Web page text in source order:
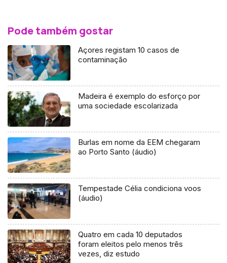
Pode também gostar
Açores registam 10 casos de
contaminação
Madeira é exemplo do esforço por
uma sociedade escolarizada
Burlas em nome da EEM chegaram
ao Porto Santo (áudio)
Tempestade Célia condiciona voos
(áudio)
Quatro em cada 10 deputados
foram eleitos pelo menos três
vezes, diz estudo